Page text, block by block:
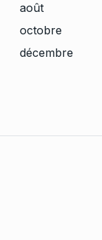
août
octobre
décembre